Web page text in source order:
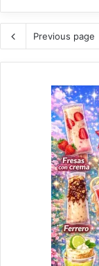
Previous page